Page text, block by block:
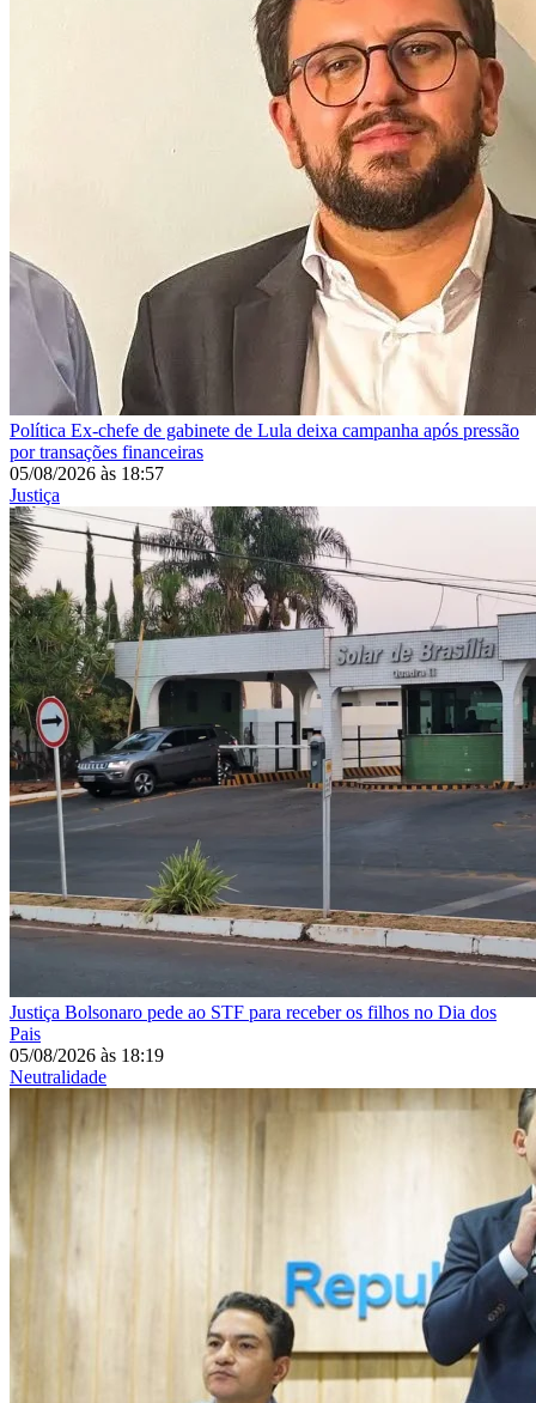
Política Ex-chefe de gabinete de Lula deixa campanha após pressão
por transações financeiras
05/08/2026 às 18:57
Justiça
Justiça Bolsonaro pede ao STF para receber os filhos no Dia dos
Pais
05/08/2026 às 18:19
Neutralidade